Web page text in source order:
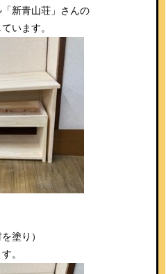
新青山荘」さんの
います。
塗り）
。